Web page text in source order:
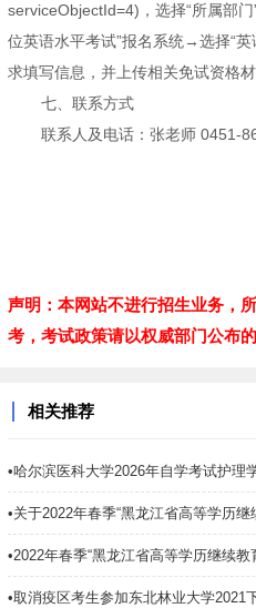
serviceObjectId=4)，选择“所属部
位英语水平考试”报名系统→选择“
求填写信息，并上传相关免试资格材
七、联系方式
联系人及电话：张老师 0451-
声明：本网站不进行招生业务，
考，考试政策请以权威部门公布
相关推荐